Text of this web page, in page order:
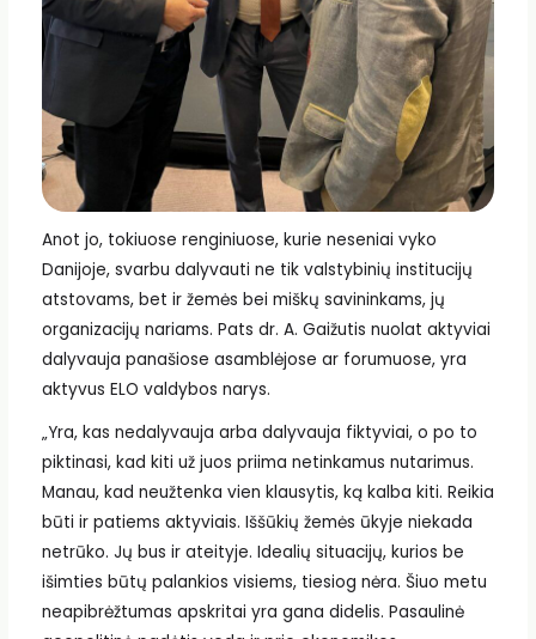
Anot jo, tokiuose renginiuose, kurie neseniai vyko
Danijoje, svarbu dalyvauti ne tik valstybinių institucijų
atstovams, bet ir žemės bei miškų savininkams, jų
organizacijų nariams. Pats dr. A. Gaižutis nuolat aktyviai
dalyvauja panašiose asamblėjose ar forumuose, yra
aktyvus ELO valdybos narys.
„Yra, kas nedalyvauja arba dalyvauja fiktyviai, o po to
piktinasi, kad kiti už juos priima netinkamus nutarimus.
Manau, kad neužtenka vien klausytis, ką kalba kiti. Reikia
būti ir patiems aktyviais. Iššūkių žemės ūkyje niekada
netrūko. Jų bus ir ateityje. Idealių situacijų, kurios be
išimties būtų palankios visiems, tiesiog nėra. Šiuo metu
neapibrėžtumas apskritai yra gana didelis. Pasaulinė